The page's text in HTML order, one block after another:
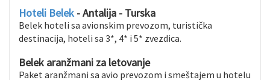
Hoteli Belek - Antalija - Turska
Belek hoteli sa avionskim prevozom, turistička
destinacija, hoteli sa 3*, 4* i 5* zvezdica.
Belek aranžmani za letovanje
Paket aranžmani sa avio prevozom i smeštajem u hotelu